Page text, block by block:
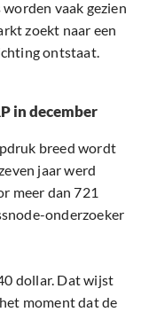
vaak gezien
zoekt naar een
ontstaat.
in december
breed wordt
jaar werd
meer dan 721
onderzoeker
dollar. Dat wijst
moment dat de